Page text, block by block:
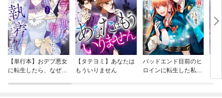
【単行本】おデブ悪女
に転生したら、なぜか
【タテヨミ】あなたは
もういりません
バッドエンド目前のヒ
ロインに転生した私、